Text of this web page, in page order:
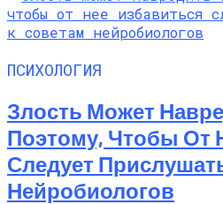
ПСИХОЛОГИЯ
Злость Может
Поэтому, Чтобы От
Следует
Нейробиологов